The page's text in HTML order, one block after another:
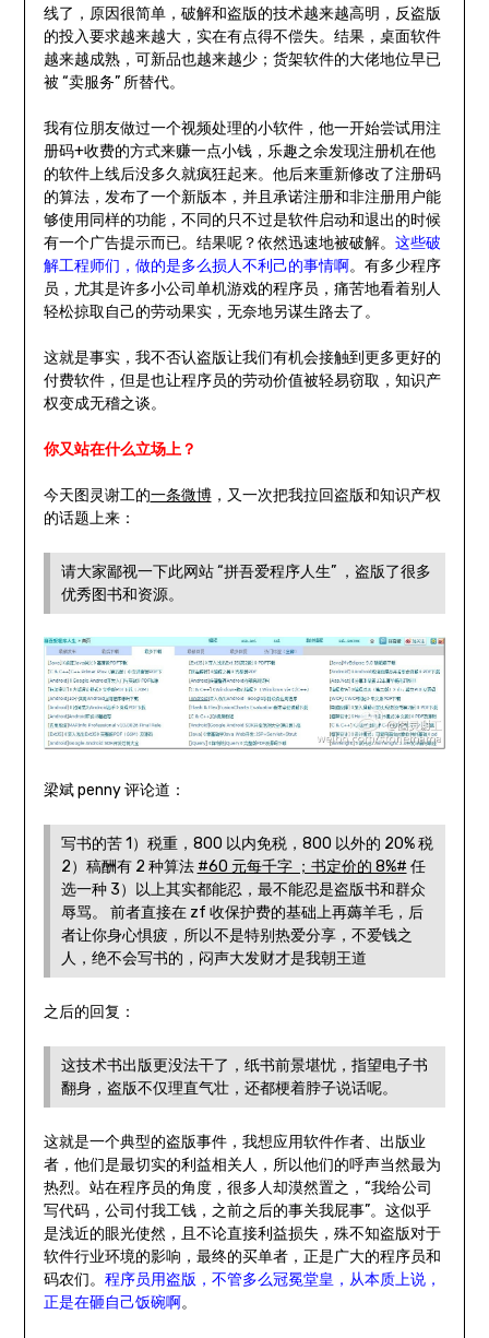
线了，原因很简单，破解和盗版的技术越来越高明，反盗版
的投入要求越来越大，实在有点得不偿失。结果，桌面软件
越来越成熟，可新品也越来越少；货架软件的大佬地位早已
被 “卖服务” 所替代。
我有位朋友做过一个视频处理的小软件，他一开始尝试用注
册码+收费的方式来赚一点小钱，乐趣之余发现注册机在他
的软件上线后没多久就疯狂起来。他后来重新修改了注册码
的算法，发布了一个新版本，并且承诺注册和非注册用户能
够使用同样的功能，不同的只不过是软件启动和退出的时候
有一个广告提示而已。结果呢？依然迅速地被破解。 这些破
解工程师们，做的是多么损人不利己的事情啊。有多少程序
员，尤其是许多小公司单机游戏的程序员，痛苦地看着别人
轻松掠取自己的劳动果实，无奈地另谋生路去了。
这就是事实，我不否认盗版让我们有机会接触到更多更好的
付费软件，但是也让程序员的劳动价值被轻易窃取，知识产
权变成无稽之谈。
你又站在什么立场上？
今天图灵谢工的一条微博，又一次把我拉回盗版和知识产权
的话题上来：
请大家鄙视一下此网站 “拼吾爱程序人生” ，盗版了很多
优秀图书和资源。
梁斌 penny 评论道：
写书的苦 1）税重，800 以内免税，800 以外的 20% 税
2）稿酬有 2 种算法 #60 元每千字 ；书定价的 8%# 任
选一种 3）以上其实都能忍，最不能忍是盗版书和群众
辱骂。 前者直接在 zf 收保护费的基础上再薅羊毛，后
者让你身心惧疲，所以不是特别热爱分享，不爱钱之
人，绝不会写书的，闷声大发财才是我朝王道
之后的回复：
这技术书出版更没法干了，纸书前景堪忧，指望电子书
翻身，盗版不仅理直气壮，还都梗着脖子说话呢。
这就是一个典型的盗版事件，我想应用软件作者、出版业
者，他们是最切实的利益相关人，所以他们的呼声当然最为
热烈。站在程序员的角度，很多人却漠然置之，“我给公司
写代码，公司付我工钱，之前之后的事关我屁事”。这似乎
是浅近的眼光使然，且不论直接利益损失，殊不知盗版对于
软件行业环境的影响，最终的买单者，正是广大的程序员和
码农们。 程序员用盗版，不管多么冠冕堂皇，从本质上说，
正是在砸自己饭碗啊。